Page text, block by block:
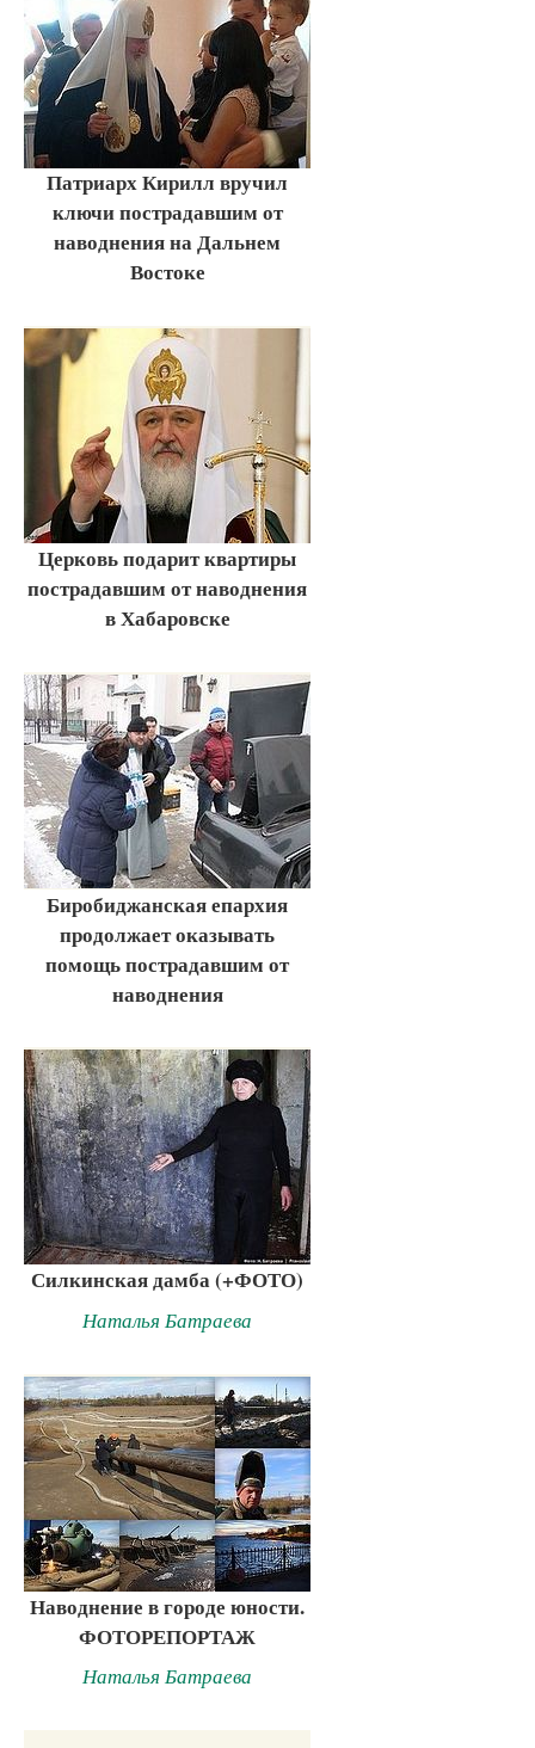
Патриарх Кирилл вручил
ключи пострадавшим от
наводнения на Дальнем
Востоке
Церковь подарит квартиры
пострадавшим от наводнения
в Хабаровске
Биробиджанская епархия
продолжает оказывать
помощь пострадавшим от
наводнения
Силкинская дамба (+ФОТО)
Наталья Батраева
Наводнение в городе юности.
ФОТОРЕПОРТАЖ
Наталья Батраева